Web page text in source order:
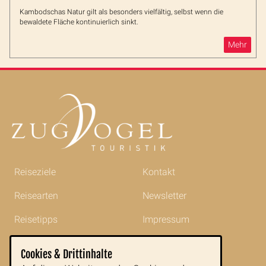
Kambodschas Natur gilt als besonders vielfältig, selbst wenn die
bewaldete Fläche kontinuierlich sinkt.
Mehr
Reiseziele
Reisearten
Reisetipps
Kontakt
Newsletter
Impressum
Cookies & Drittinhalte